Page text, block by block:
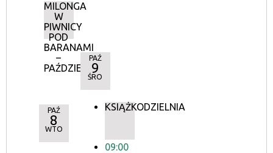
MILONGA
W
PIWNICY
POD
BARANAMI
–
PAŹDZIERNIK
PAŹ
8
WTO
PAŹ
9
ŚRO
KSIĄŻKODZIELNIA
09:00